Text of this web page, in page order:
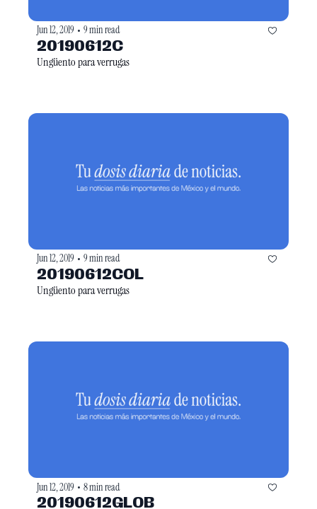
Jun 12, 2019 • 9 min read
20190612C
Ungüento para verrugas
Jun 12, 2019 • 9 min read
20190612COL
Ungüento para verrugas
Jun 12, 2019 • 8 min read
20190612GLOB